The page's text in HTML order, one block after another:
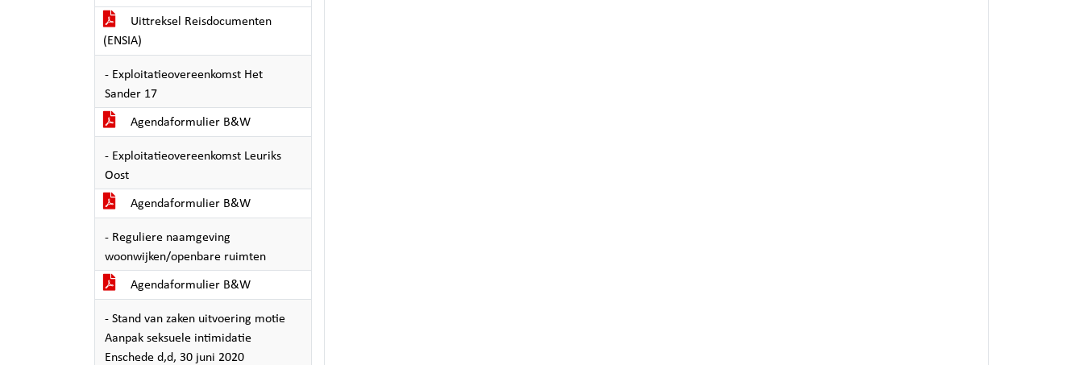
Uittreksel Reisdocumenten
(ENSIA)
- Exploitatieovereenkomst Het
Sander 17
Agendaformulier B&W
- Exploitatieovereenkomst Leuriks
Oost
Agendaformulier B&W
- Reguliere naamgeving
woonwijken/openbare ruimten
Agendaformulier B&W
- Stand van zaken uitvoering motie
Aanpak seksuele intimidatie
Enschede d,d, 30 juni 2020